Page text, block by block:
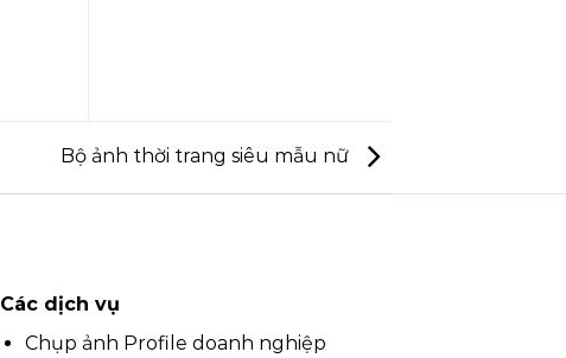
Bộ ảnh thời trang siêu mẫu nữ
Các dịch vụ
Chụp ảnh Profile doanh nghiệp